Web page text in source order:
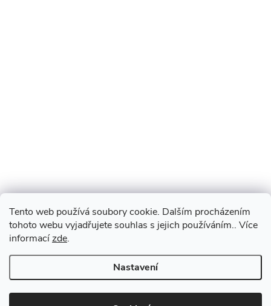
Tento web používá soubory cookie. Dalším procházením
tohoto webu vyjadřujete souhlas s jejich používáním.. Více
informacízde.
Nastavení